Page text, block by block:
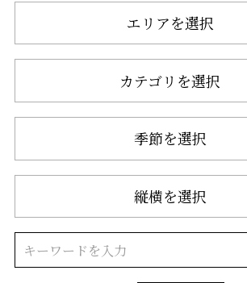
エリアを選択
カテゴリを選択
季節を選択
縦横を選択